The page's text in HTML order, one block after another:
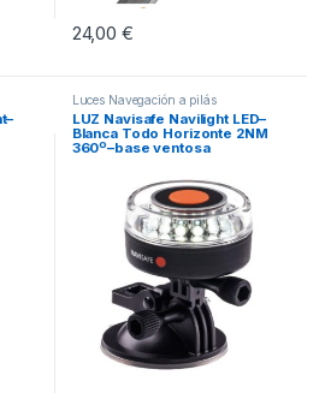
24,00 €
Luces Navegación a pilás
LUZ Navisafe Navilight LED–
Blanca Todo Horizonte 2NM
360º–base ventosa